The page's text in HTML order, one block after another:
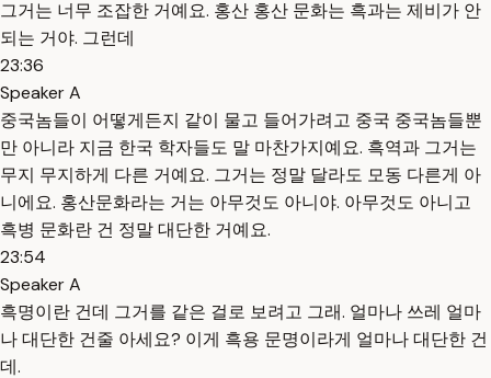
그거는 너무 조잡한 거예요. 홍산 홍산 문화는 흑과는 제비가 안
되는 거야. 그런데
23:36
Speaker A
중국놈들이 어떻게든지 같이 물고 들어가려고 중국 중국놈들뿐
만 아니라 지금 한국 학자들도 말 마찬가지예요. 흑역과 그거는
무지 무지하게 다른 거예요. 그거는 정말 달라도 모동 다른게 아
니에요. 홍산문화라는 거는 아무것도 아니야. 아무것도 아니고
흑병 문화란 건 정말 대단한 거예요.
23:54
Speaker A
흑명이란 건데 그거를 같은 걸로 보려고 그래. 얼마나 쓰레 얼마
나 대단한 건줄 아세요? 이게 흑용 문명이라게 얼마나 대단한 건
데.